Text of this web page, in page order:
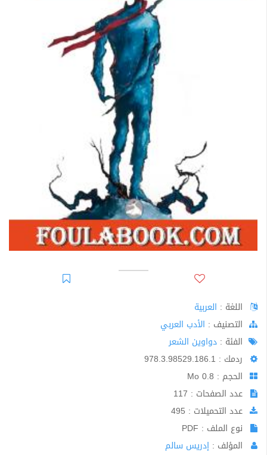
اللغة : العربية
اﻟﺘﺼﻨﻴﻒ : الأدب العربي
الفئة : دواوين الشعر
ردمك : 978.3.98529.186.1
الحجم : 0.8 Mo
عدد الصفحات : 117
عدد التحميلات : 495
نوع الملف : PDF
المؤلف : إدريس سالم